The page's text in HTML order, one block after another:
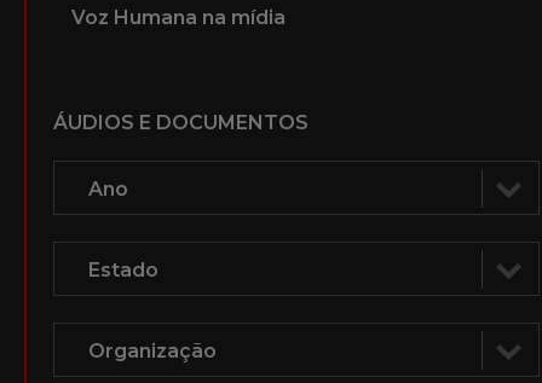
Voz Humana na mídia
ÁUDIOS E DOCUMENTOS